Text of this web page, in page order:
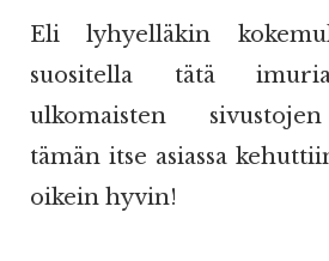
Eli lyhyelläkin
suositella tätä
ulkomaisten
tämän itse asiassa
oikein hyvin!